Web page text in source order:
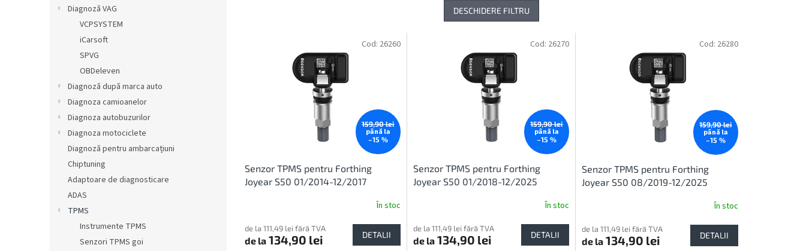
Diagnoză VAG
VCPSYSTEM
iCarsoft
SPVG
OBDeleven
Diagnoză după marca auto
Diagnoza camioanelor
Diagnoza autobuzurilor
Diagnoza motociclete
Diagnoză pentru ambarcațiuni
Chiptuning
Adaptoare de diagnosticare
ADAS
TPMS
Instrumente TPMS
Senzori TPMS goi
DESCHIDERE FILTRU
159,90 lei
până la
–15 %
Senzor TPMS pentru Forthing
Joyear S50 01/2014-12/2017
În stoc
de la 111,49 lei fără TVA
de la 134,90 lei DETALII
Cod: 26260
159,90 lei
până la
–15 %
Senzor TPMS pentru Forthing
Joyear S50 01/2018-12/2025
În stoc
de la 111,49 lei fără TVA
de la134,90 lei DETALII
Cod: 26270
159,90 lei
până la
–15 %
Senzor TPMS pentru Forthing
Joyear S50 08/2019-12/2025
În stoc
de la 111,49 lei fără TVA
de la134,90 lei DETALII
Cod: 26280